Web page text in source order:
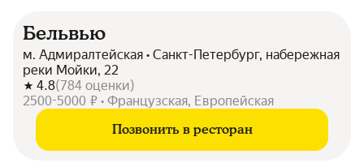
Бельвью
м. Адмиралтейская • Санкт-Петербург, набережная
реки Мойки, 22
4.8(784 оценки)
2500-5000 ₽ • Французская, Европейская
Позвонить в ресторан